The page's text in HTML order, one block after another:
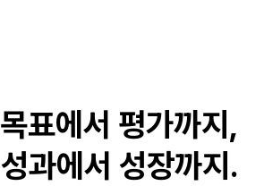
목표에서 평가까지,
성과에서 성장까지.